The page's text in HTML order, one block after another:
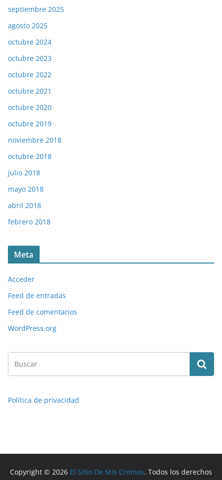
septiembre 2025
agosto 2025
octubre 2024
octubre 2023
octubre 2022
octubre 2021
octubre 2020
octubre 2019
noviembre 2018
octubre 2018
julio 2018
mayo 2018
abril 2018
febrero 2018
Meta
Acceder
Feed de entradas
Feed de comentarios
WordPress.org
Política de privacidad
Copyright © 2026 El Sitio De Mis Cromos. Todos los derechos